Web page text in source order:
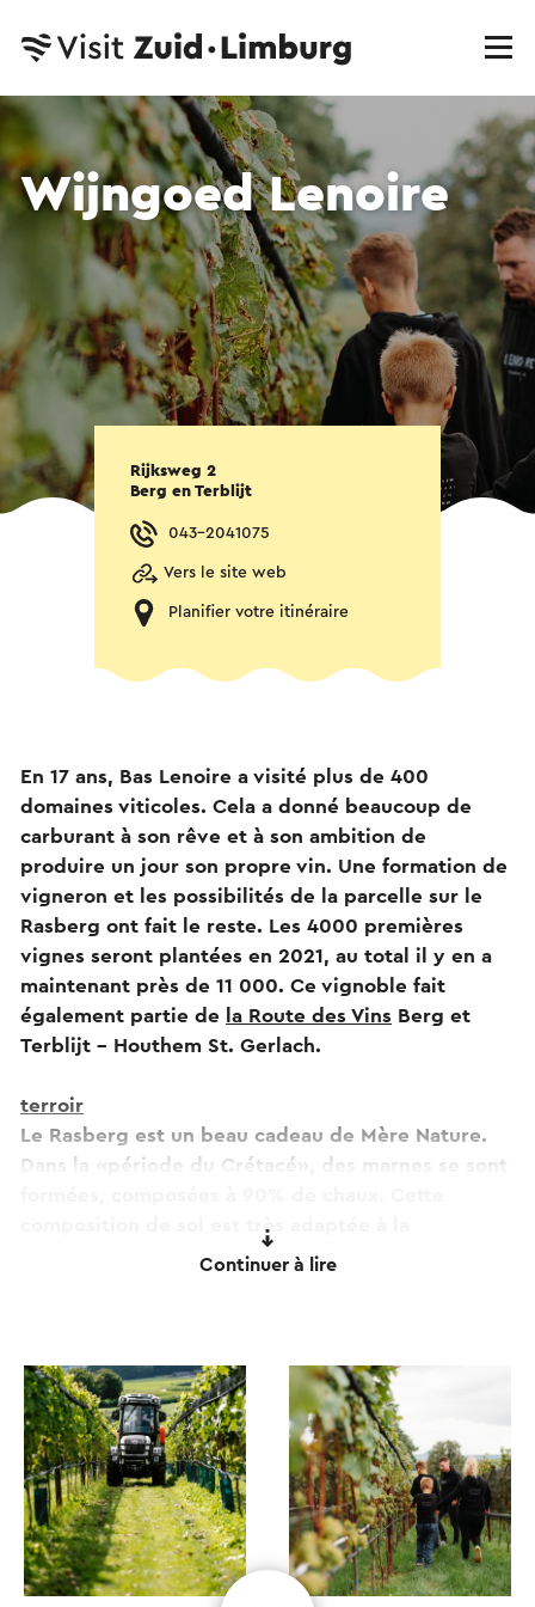
Wijngoed Lenoire
Rijksweg 2
Berg en Terblijt
043-2041075
Vers le site web
Planifier votre itinéraire
En 17 ans, Bas Lenoire a visité plus de 400
domaines viticoles. Cela a donné beaucoup de
carburant à son rêve et à son ambition de
produire un jour son propre vin. Une formation de
vigneron et les possibilités de la parcelle sur le
Rasberg ont fait le reste. Les 4000 premières
vignes seront plantées en 2021, au total il y en a
maintenant près de 11 000. Ce vignoble fait
également partie de
la Route des Vins Berg et
Terblijt - Houthem St. Gerlach.
terroir
Le Rasberg est un beau cadeau de Mère Nature.
Dans la «période du Crétacé», des marnes se sont
composition de sol est très adaptée à la
viticulture. Il y a aussi beaucoup de galets dus au
Paysage et climat
Depuis le domaine viticole, vous avez une vue
imprenable sur la vallée de la Meuse, de Kanne à
la mine de charbon Zwartberg à Genk. Maastricht
est bien visible. Le versant orienté sud-ouest est à
120 mètres au-dessus de NAP. Cet emplacement
crée un microclimat.
Continuer à lire